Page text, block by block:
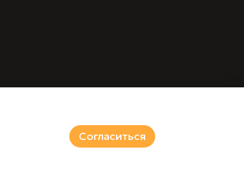
Согласиться